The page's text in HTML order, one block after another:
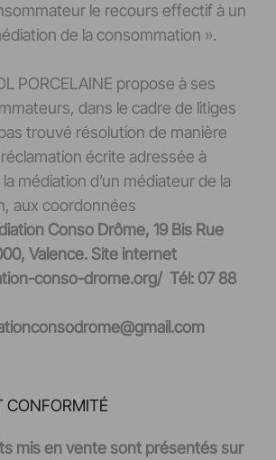
le recours effectif à un
de la consommation ».
PORCELAINE propose à ses
dans le cadre de litiges
trouvé résolution de manière
écrite adressée à
médiation d’un médiateur de la
aux coordonnées
Conso Drôme, 19 Bis Rue
Valence. Site internet
conso-drome.org/ Tél: 07 88
CONFORMITÉ
mis en vente sont présentés sur